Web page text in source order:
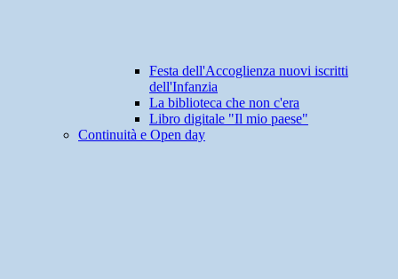
Festa dell'Accoglienza nuovi iscritti
dell'Infanzia
La biblioteca che non c'era
Libro digitale "Il mio paese"
Continuità e Open day